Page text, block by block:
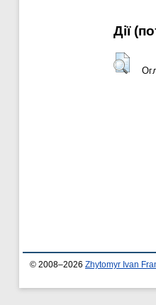
Дії
© 2008–2026 Zhytomyr Ivan